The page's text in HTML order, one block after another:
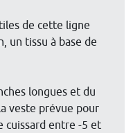
de cette ligne
un tissu à base de
longues et du
veste prévue pour
cuissard entre -5 et